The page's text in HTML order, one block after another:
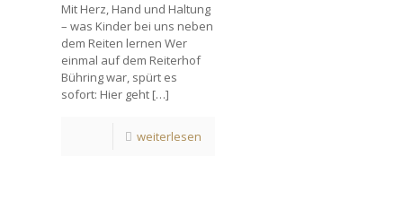
Mit Herz, Hand und Haltung
– was Kinder bei uns neben
dem Reiten lernen Wer
einmal auf dem Reiterhof
Bühring war, spürt es
sofort: Hier geht […]
weiterlesen